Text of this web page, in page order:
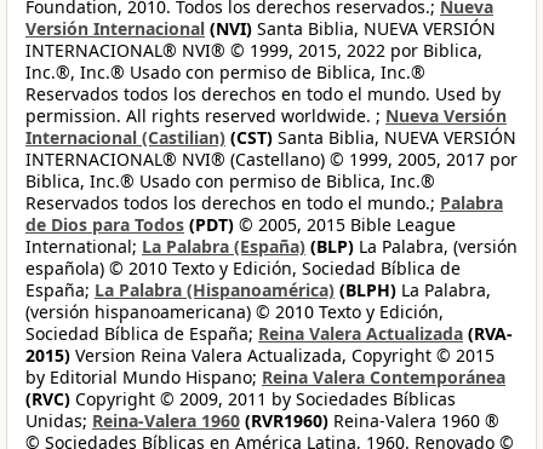
Foundation, 2010. Todos los derechos reservados.; Nueva
Versión Internacional (NVI) Santa Biblia, NUEVA VERSIÓN
INTERNACIONAL® NVI® © 1999, 2015, 2022 por Biblica,
Inc.®, Inc.® Usado con permiso de Biblica, Inc.®
Reservados todos los derechos en todo el mundo. Used by
permission. All rights reserved worldwide. ; Nueva Versión
Internacional (Castilian) (CST) Santa Biblia, NUEVA VERSIÓN
INTERNACIONAL® NVI® (Castellano) © 1999, 2005, 2017 por
Biblica, Inc.® Usado con permiso de Biblica, Inc.®
Reservados todos los derechos en todo el mundo.; Palabra
de Dios para Todos (PDT) © 2005, 2015 Bible League
International; La Palabra (España) (BLP) La Palabra, (versión
española) © 2010 Texto y Edición, Sociedad Bíblica de
España; La Palabra (Hispanoamérica) (BLPH) La Palabra,
(versión hispanoamericana) © 2010 Texto y Edición,
Sociedad Bíblica de España; Reina Valera Actualizada (RVA-
2015) Version Reina Valera Actualizada, Copyright © 2015
by Editorial Mundo Hispano; Reina Valera Contemporánea
(RVC) Copyright © 2009, 2011 by Sociedades Bíblicas
Unidas; Reina-Valera 1960 (RVR1960) Reina-Valera 1960 ®
© Sociedades Bíblicas en América Latina, 1960. Renovado ©